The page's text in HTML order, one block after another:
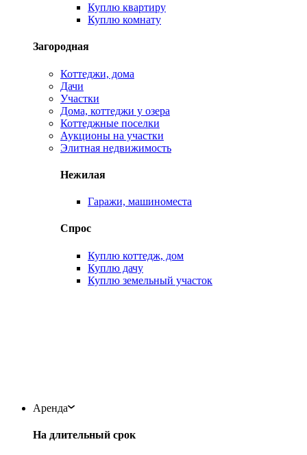
Куплю квартиру
Куплю комнату
Загородная
Коттеджи, дома
Дачи
Участки
Дома, коттеджи у озера
Коттеджные поселки
Аукционы на участки
Элитная недвижимость
Нежилая
Гаражи, машиноместа
Спрос
Куплю коттедж, дом
Куплю дачу
Куплю земельный участок
Аренда
На длительный срок